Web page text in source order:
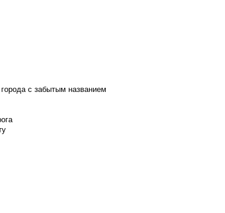
с забытым названием